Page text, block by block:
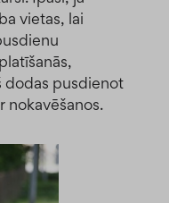
vietas, lai
dodas pusdienot
nokavēšanos.